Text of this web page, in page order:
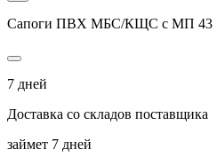
Сапоги ПВХ МБС/КЩС с МП 43
7 дней
Доставка со складов поставщика
займет 7 дней